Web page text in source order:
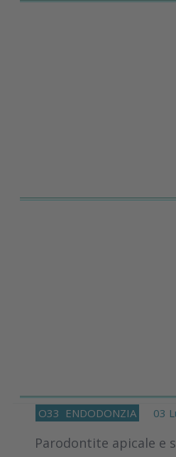
O33 ENDODONZIA 03
Parodontite apicale e